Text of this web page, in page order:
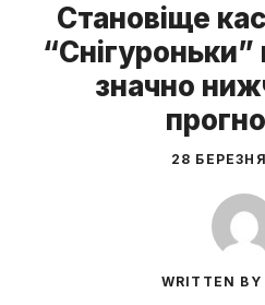
Становіще
значно
28
WRITTEN BY